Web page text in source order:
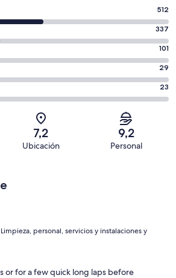
512
337
101
29
23
7,2
Ubicación
9,2
Personal
personal, servicios y instalaciones y
or for a few quick long laps before